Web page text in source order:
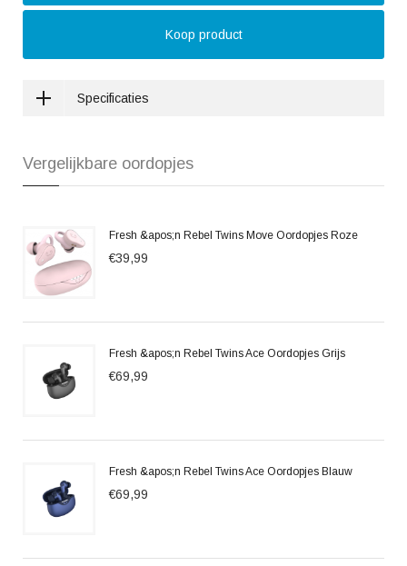
Koop product
Specificaties
Vergelijkbare oordopjes
Fresh &apos;n Rebel Twins Move Oordopjes Roze
€39,99
Fresh &apos;n Rebel Twins Ace Oordopjes Grijs
€69,99
Fresh &apos;n Rebel Twins Ace Oordopjes Blauw
€69,99